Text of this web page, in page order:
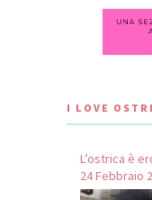
I LOVE
L’ostrica è
24 Febbraio